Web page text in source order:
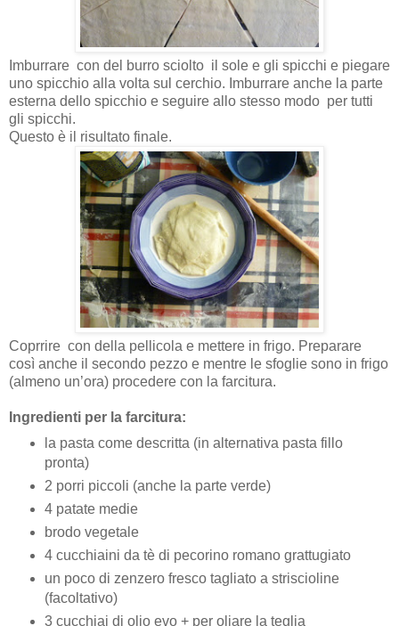
Imburrare con del burro sciolto il sole e gli spicchi e piegare
uno spicchio alla volta sul cerchio. Imburrare anche la parte
esterna dello spicchio e seguire allo stesso modo per tutti
gli spicchi.
Questo è il risultato finale.
Coprrire con della pellicola e mettere in frigo. Preparare
così anche il secondo pezzo e mentre le sfoglie sono in frigo
(almeno un’ora) procedere con la farcitura.
Ingredienti per la farcitura:
la pasta come descritta (in alternativa pasta fillo
pronta)
2 porri piccoli (anche la parte verde)
4 patate medie
brodo vegetale
4 cucchiaini da tè di pecorino romano grattugiato
un poco di zenzero fresco tagliato a striscioline
(facoltativo)
3 cucchiai di olio evo + per oliare la teglia